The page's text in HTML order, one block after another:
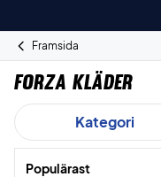
Framsida
Forza Kläder
Kategori
Populärast